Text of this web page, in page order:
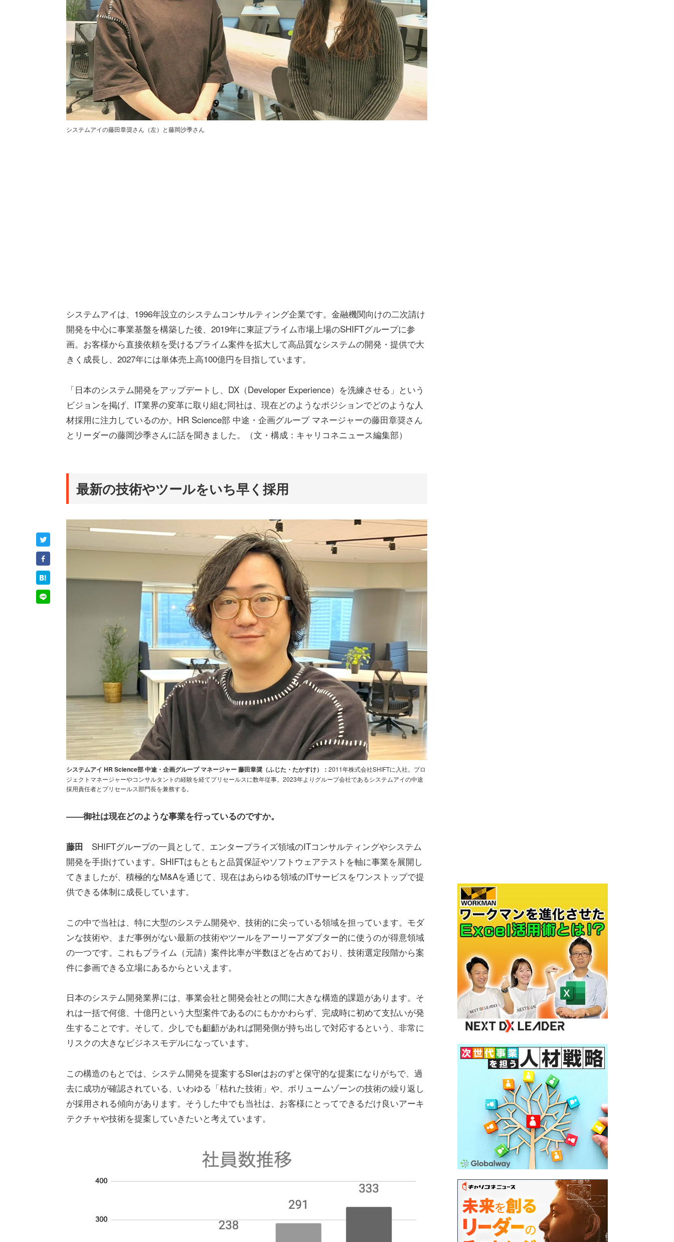
システムアイの藤田章奨さん（左）と藤岡沙季さん
システムアイは、1996年設立のシステムコンサルティング企業です。金融機関向けの二次請け
開発を中心に事業基盤を構築した後、2019年に東証プライム市場上場のSHIFTグループに参
画。お客様から直接依頼を受けるプライム案件を拡大して高品質なシステムの開発・提供で大
きく成長し、2027年には単体売上高100億円を目指しています。
「日本のシステム開発をアップデートし、DX（Developer Experience）を洗練させる」という
ビジョンを掲げ、IT業界の変革に取り組む同社は、現在どのようなポジションでどのような人
材採用に注力しているのか。HR Science部 中途・企画グループ マネージャーの藤田章奨さん
とリーダーの藤岡沙季さんに話を聞きました。（文・構成：キャリコネニュース編集部）
最新の技術やツールをいち早く採用
システムアイ HR Science部 中途・企画グループ マネージャー 藤田章奨（ふじた・たかすけ）： 2011年株式会社SHIFTに入社。プロ
ジェクトマネージャーやコンサルタントの経験を経てプリセールスに数年従事。2023年よりグループ会社であるシステムアイの中途
採用責任者とプリセールス部門長を兼務する。
――御社は現在どのような事業を行っているのですか。
藤田
SHIFTグループの一員として、エンタープライズ領域のITコンサルティングやシステム
開発を手掛けています。SHIFTはもともと品質保証やソフトウェアテストを軸に事業を展開し
てきましたが、積極的なM&Aを通じて、現在はあらゆる領域のITサービスをワンストップで提
供できる体制に成長しています。
この中で当社は、特に大型のシステム開発や、技術的に尖っている領域を担っています。モダ
ンな技術や、まだ事例がない最新の技術やツールをアーリーアダプター的に使うのが得意領域
の一つです。これもプライム（元請）案件比率が半数ほどを占めており、技術選定段階から案
件に参画できる立場にあるからといえます。
日本のシステム開発業界には、事業会社と開発会社との間に大きな構造的課題があります。そ
れは一括で何億、十億円という大型案件であるのにもかかわらず、完成時に初めて支払いが発
生することです。そして、少しでも齟齬があれば開発側が持ち出しで対応するという、非常に
リスクの大きなビジネスモデルになっています。
この構造のもとでは、システム開発を提案するSIerはおのずと保守的な提案になりがちで、過
去に成功が確認されている、いわゆる「枯れた技術」や、ボリュームゾーンの技術の繰り返し
が採用される傾向があります。そうした中でも当社は、お客様にとってできるだけ良いアーキ
テクチャや技術を提案していきたいと考えています。